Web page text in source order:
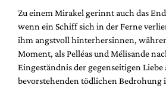
Zu einem Mirakel gerinnt auch das
wenn ein Schiff sich in der Ferne
ihm angstvoll hinterhersinnen,
Moment, als Pelléas und Mélisande
Eingeständnis der gegenseitigen Liebe
bevorstehenden tödlichen Bedrohung